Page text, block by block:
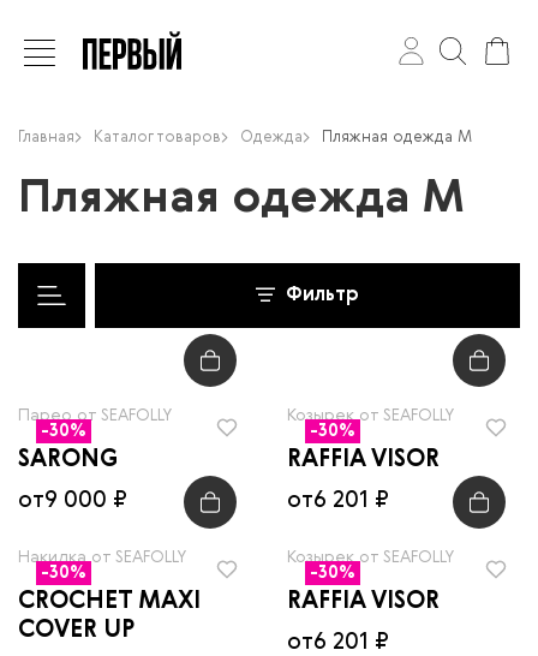
Главная Каталог товаров Одежда Пляжная одежда М
Пляжная одежда М
Фильтр
-30%
Парео от SEAFOLLY
SARONG
от9 000 ₽
-30%
Козырек от SEAFOLLY
RAFFIA VISOR
от6 201 ₽
-30%
Накидка от SEAFOLLY
CROCHET MAXI
COVER UP
-30%
Козырек от SEAFOLLY
RAFFIA VISOR
от6 201 ₽